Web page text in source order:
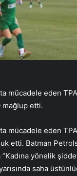
mücadele eden
mağlup etti.
mücadele eden
etti. Batman
“Kadına yönelik
saha